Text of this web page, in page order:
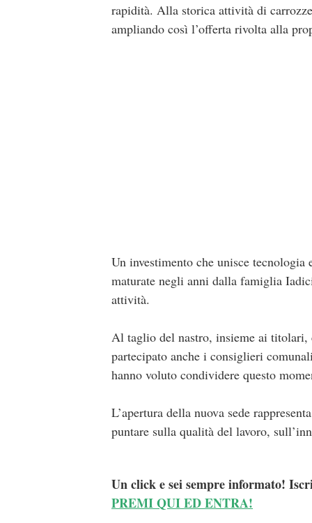
rapidità. Alla storica attività di
ampliando così l’offerta rivolta alla
Un investimento che unisce
maturate negli anni dalla famiglia
attività.
Al taglio del nastro, insieme ai titolari,
partecipato anche i consiglieri
hanno voluto condividere questo
L’apertura della nuova sede
puntare sulla qualità del lavoro,
Un click e sei sempre informato!
PREMI QUI ED ENTRA!